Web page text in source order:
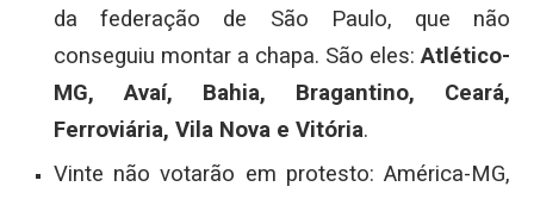
da federação de São Paulo, que não
conseguiu montar a chapa. São eles:Atlético-
MG, Avaí, Bahia, Bragantino, Ceará,
Ferroviária, Vila Nova e Vitória.
Vinte não votarão em protesto: América-MG,